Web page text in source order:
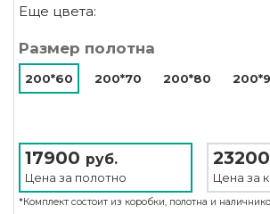
Еще цвета:
Размер полотна
200*60 200*70 200*80
17900 руб.
Цена за полотно
23200
Цена за
*Комплект состоит из коробки, полотна и